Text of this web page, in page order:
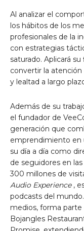
Al analizar el
los hábitos de los
profesionales de la
con estrategias
saturado. Aplicará su
convertir la
y lealtad a largo
Además de su
el fundador de
generación que
emprendimiento en
su día a día como
de seguidores en
300 millones de
Audio Experience,
podcasts del
medios, forma parte
Bojangles